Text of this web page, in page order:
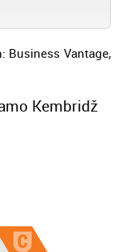
Business Vantage,
Kembridž